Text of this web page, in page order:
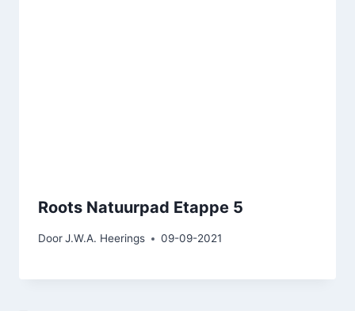
Roots Natuurpad Etappe 5
DoorJ.W.A. Heerings 09-09-2021